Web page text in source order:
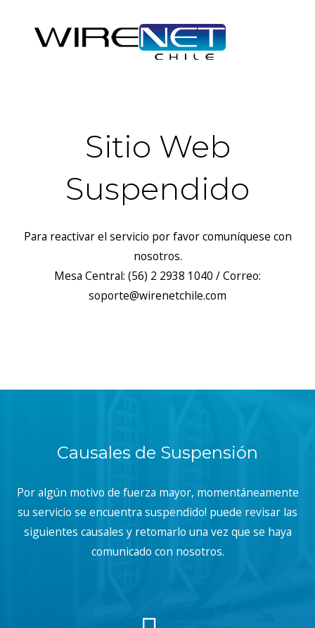
Sitio Web
Suspendido
Para reactivar el servicio por favor comuníquese con
nosotros.
Mesa Central: (56) 2 2938 1040 / Correo:
soporte@wirenetchile.com
Causales de Suspensión
Por algún motivo de fuerza mayor, momentáneamente
su servicio se encuentra suspendido! puede revisar las
siguientes causales y retomarlo una vez que se haya
comunicado con nosotros.